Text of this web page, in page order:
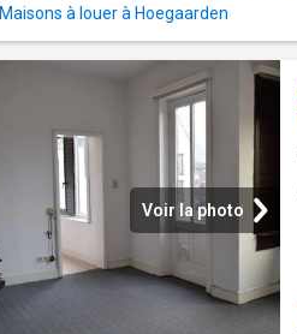
Maisons à louer à Hoegaarden
Voir la photo